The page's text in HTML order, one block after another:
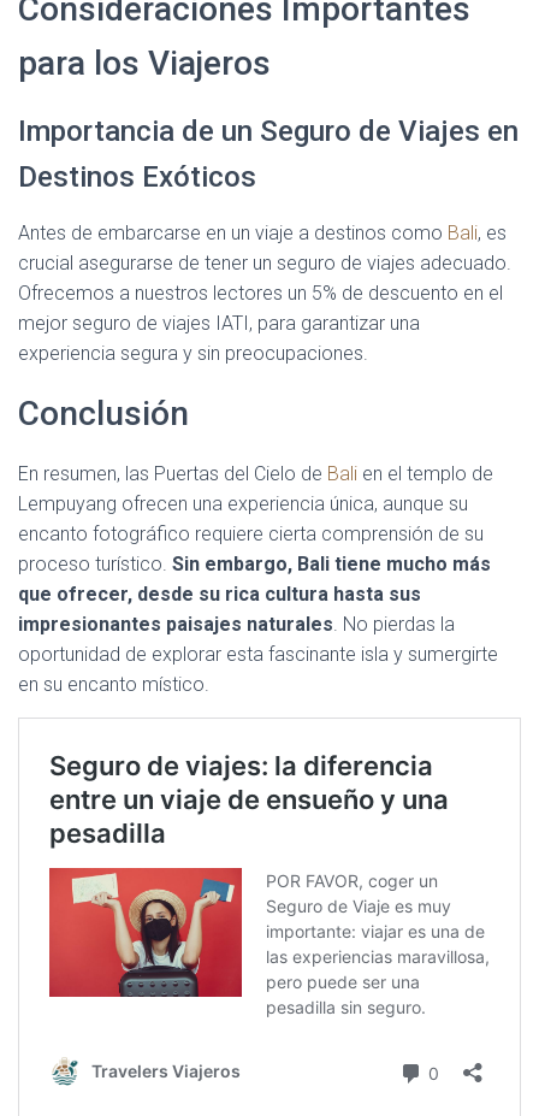
Consideraciones Importantes
para los Viajeros
Importancia de un Seguro de Viajes en
Destinos Exóticos
Antes de embarcarse en un viaje a destinos como Bali, es
crucial asegurarse de tener un seguro de viajes adecuado.
Ofrecemos a nuestros lectores un 5% de descuento en el
mejor seguro de viajes IATI, para garantizar una
experiencia segura y sin preocupaciones.
Conclusión
En resumen, las Puertas del Cielo de Bali en el templo de
Lempuyang ofrecen una experiencia única, aunque su
encanto fotográfico requiere cierta comprensión de su
proceso turístico. Sin embargo, Bali tiene mucho más
que ofrecer, desde su rica cultura hasta sus
impresionantes paisajes naturales . No pierdas la
oportunidad de explorar esta fascinante isla y sumergirte
en su encanto místico.